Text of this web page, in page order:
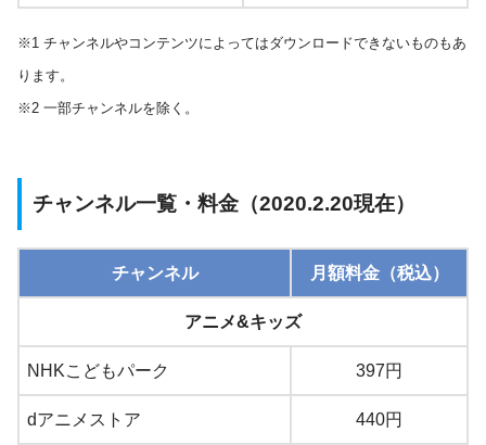
※1 チャンネルやコンテンツによってはダウンロードできないものもあ
ります。
※2 一部チャンネルを除く。
チャンネル一覧・料金（2020.2.20現在）
チャンネル 月額料金（税込）
アニメ&キッズ
NHKこどもパーク 397円
dアニメストア 440円